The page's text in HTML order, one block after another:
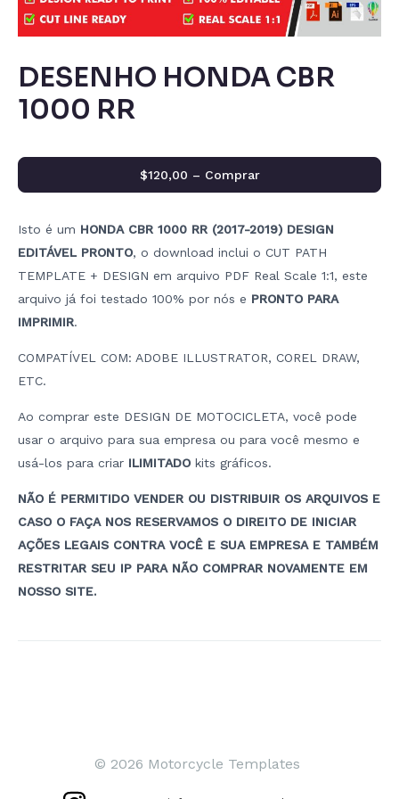
DESENHO HONDA CBR
1000 RR
Isto é um HONDA CBR 1000 RR (2017-2019) DESIGN
EDITÁVEL PRONTO, o download inclui o CUT PATH
TEMPLATE + DESIGN em arquivo PDF Real Scale 1:1, este
arquivo já foi testado 100% por nós e PRONTO PARA
IMPRIMIR.
COMPATÍVEL COM: ADOBE ILLUSTRATOR, COREL DRAW,
ETC.
Ao comprar este DESIGN DE MOTOCICLETA, você pode
usar o arquivo para sua empresa ou para você mesmo e
usá-los para criar ILIMITADO kits gráficos.
NÃO É PERMITIDO VENDER OU DISTRIBUIR OS ARQUIVOS E
CASO O FAÇA NOS RESERVAMOS O DIREITO DE INICIAR
AÇÕES LEGAIS CONTRA VOCÊ E SUA EMPRESA E TAMBÉM
RESTRITAR SEU IP PARA NÃO COMPRAR NOVAMENTE EM
NOSSO SITE.
$120,00 – Comprar
© 2026 Motorcycle Templates